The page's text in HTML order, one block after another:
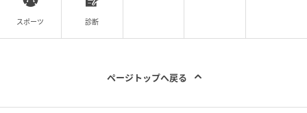
スポーツ 診断
ページトップへ戻る